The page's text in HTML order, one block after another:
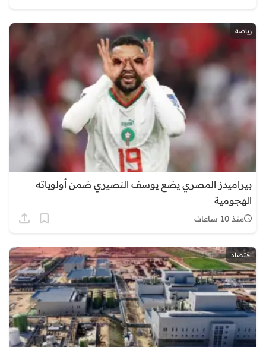
رياضة
بيراميدز المصري يضع يوسف النصيري ضمن أولوياته
الهجومية
منذ 10 ساعات
اقتصاد